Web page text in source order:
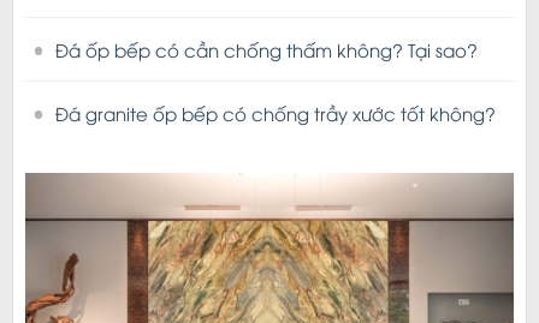
Đá ốp bếp có cần chống thấm không? Tại sao?
Đá granite ốp bếp có chống trầy xước tốt không?